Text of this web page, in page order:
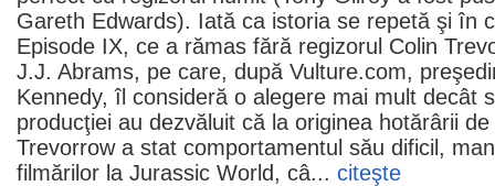
Gareth Edwards). Iată ca istoria se repetă şi în
Episode IX, ce a rămas fără regizorul Colin
J.J. Abrams, pe care, după Vulture.com,
Kennedy, îl consideră o alegere mai mult decât
producţiei au dezvăluit că la originea hotărârii
Trevorrow a stat comportamentul său dificil,
filmărilor la Jurassic World, câ... citeşte